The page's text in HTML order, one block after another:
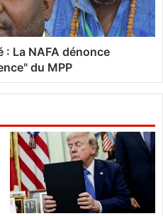
: La NAFA dénonce
du MPP